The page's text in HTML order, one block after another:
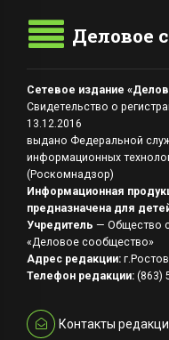
Деловое
Сетевое издание
Свидетельство о
13.12.2016
выдано Федеральной
информационных
(Роскомнадзор)
Информационная
предназначена для
Учредитель — Общество
«Деловое сообщество»
Адрес редакции:
Телефон редакции: (863)
Контакты